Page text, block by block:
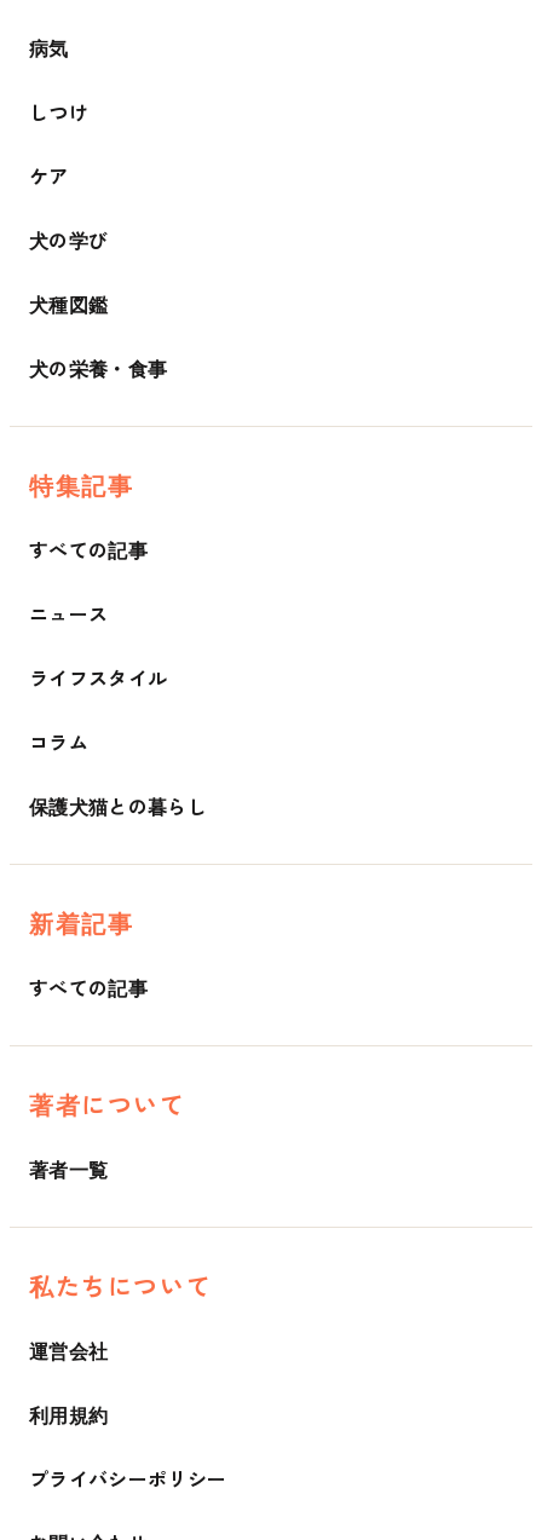
病気
しつけ
ケア
犬の学び
犬種図鑑
犬の栄養・食事
特集記事
すべての記事
ニュース
ライフスタイル
コラム
保護犬猫との暮らし
新着記事
すべての記事
著者について
著者一覧
私たちについて
運営会社
利用規約
プライバシーポリシー